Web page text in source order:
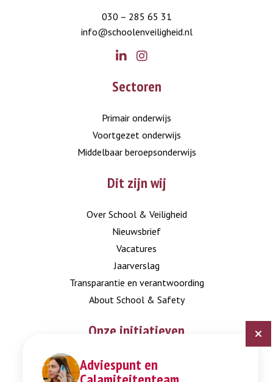
Adviespunt en
030 – 285 65 31
info@schoolenveiligheid.nl
Sectoren
Primair onderwijs
Voortgezet onderwijs
Middelbaar beroepsonderwijs
Dit zijn wij
Over School & Veiligheid
Nieuwsbrief
Vacatures
Jaarverslag
Transparantie en verantwoording
About School & Safety
Onze initiatieven
Digitaal Veiligheidsplan
Expertisepunt Burgerschap